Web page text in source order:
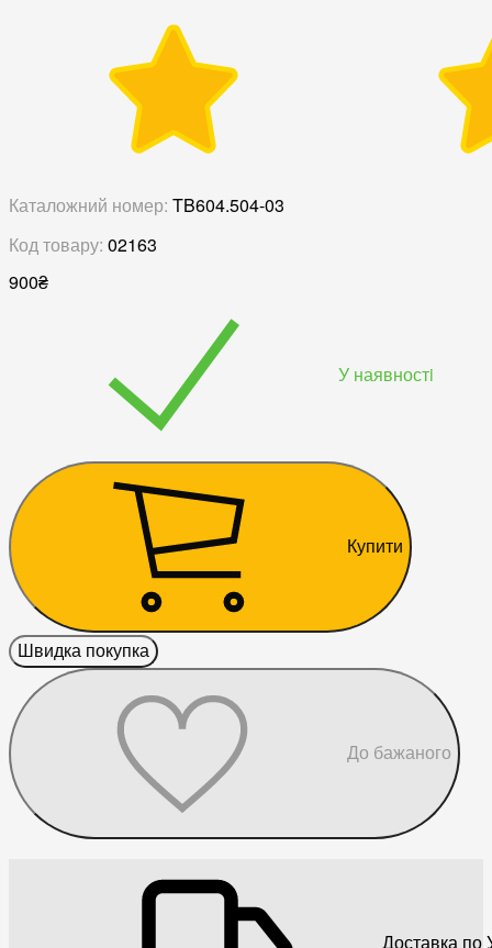
Каталожний номер: TB604.504-03
Код товару: 02163
900₴
У наявностi
Купити
Швидка покупка
До бажаного
Доставка по